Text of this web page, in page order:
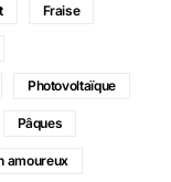
Fraise
Photovoltaïque
Pâques
amoureux